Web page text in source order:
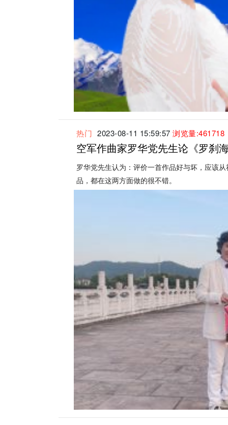
热门 2023-08-11 15:59:57 浏览量:461718
空军作曲家罗华党先生论《罗刹
罗华党先生认为：评价一首作品好与坏，应该
品，都在这两方面做的很不错。